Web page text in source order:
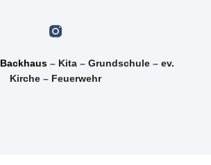
Backhaus – Kita – Grundschule – ev.
Kirche – Feuerwehr